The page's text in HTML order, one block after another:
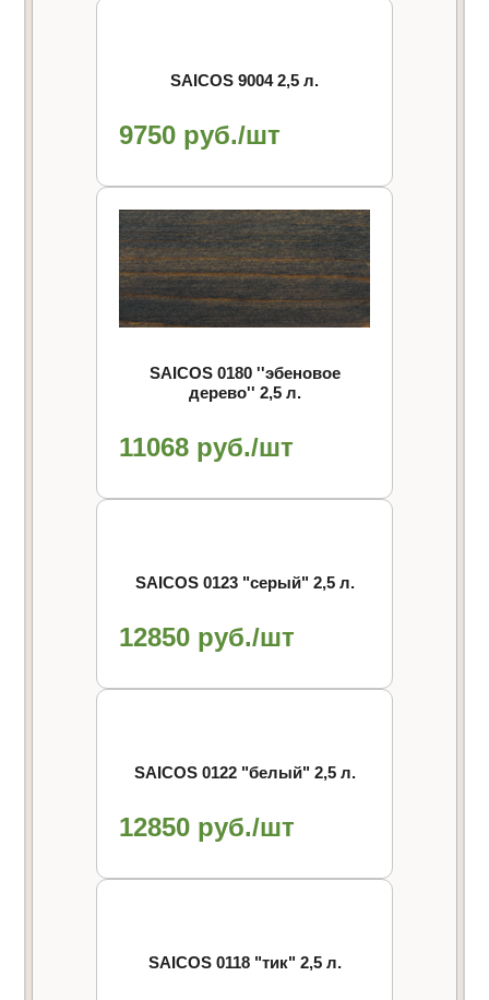
SAICOS 9004 2,5 л.
9750 руб./шт
SAICOS 0180 ''эбеновое
дерево'' 2,5 л.
11068 руб./шт
SAICOS 0123 "cерый" 2,5 л.
12850 руб./шт
SAICOS 0122 "белый" 2,5 л.
12850 руб./шт
SAICOS 0118 "тик" 2,5 л.